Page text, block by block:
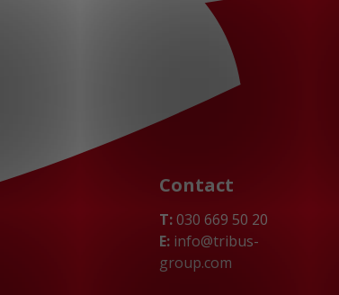
Contact
T: 030 669 50 20
E: info@tribus-
group.com